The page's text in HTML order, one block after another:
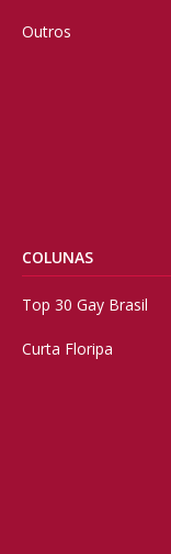
Outros
COLUNAS
Top 30 Gay Brasil
Curta Floripa